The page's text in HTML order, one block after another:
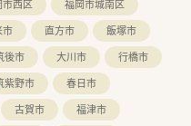
市西区
福岡市城南区
市 直方市
飯塚市
後市 大川市
行橋市
紫野市
春日市
古賀市
福津市